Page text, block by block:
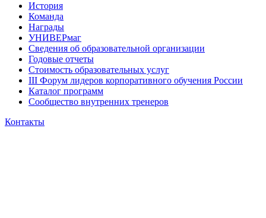
История
Команда
Награды
УНИВЕРмаг
Сведения об образовательной организации
Годовые отчеты
Стоимость образовательных услуг
III Форум лидеров корпоративного обучения России
Каталог программ
Сообщество внутренних тренеров
Контакты